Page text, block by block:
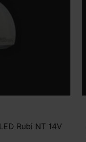
Rubi NT 14V